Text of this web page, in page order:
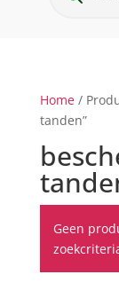
Home/
tanden”
Geen